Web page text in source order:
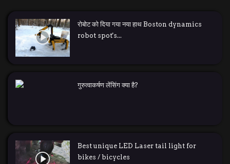
रोबोट को दिया गया नया हाथ Boston dynamics
robot spot's...
गुरुत्वाकर्षण लेंसिंग क्या है?
Best unique LED Laser tail light for
bikes / bicycles